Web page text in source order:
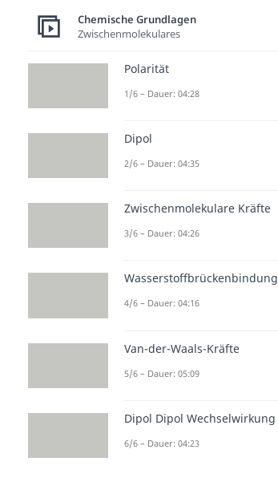
Chemische Grundlagen
Zwischenmolekulares
Polarität
1/6 – Dauer: 04:28
Dipol
2/6 – Dauer: 04:35
Zwischenmolekulare Kräfte
3/6 – Dauer: 04:26
Wasserstoffbrückenbindung
4/6 – Dauer: 04:16
Van-der-Waals-Kräfte
5/6 – Dauer: 05:09
Dipol Dipol Wechselwirkung
6/6 – Dauer: 04:23